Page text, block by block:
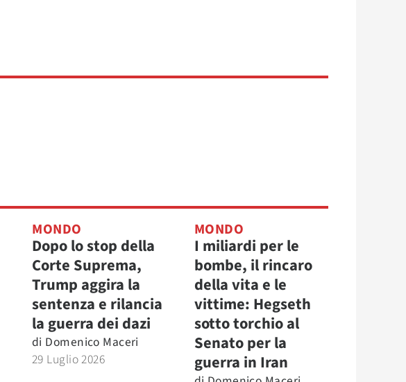
MONDO
Dopo lo stop della
Corte Suprema,
Trump aggira la
sentenza e rilancia
la guerra dei dazi
di Domenico Maceri
29 Luglio 2026
MONDO
I miliardi per le
bombe, il rincaro
della vita e le
vittime: Hegseth
sotto torchio al
Senato per la
guerra in Iran